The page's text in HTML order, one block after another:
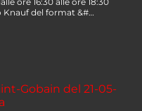
del format &#…
Gobain del 21-05-